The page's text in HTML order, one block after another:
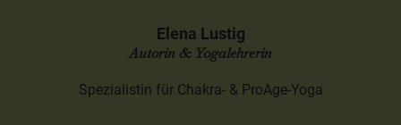
Elena Lustig
Autorin & Yogalehrerin
Spezialistin für Chakra- & ProAge-Yoga